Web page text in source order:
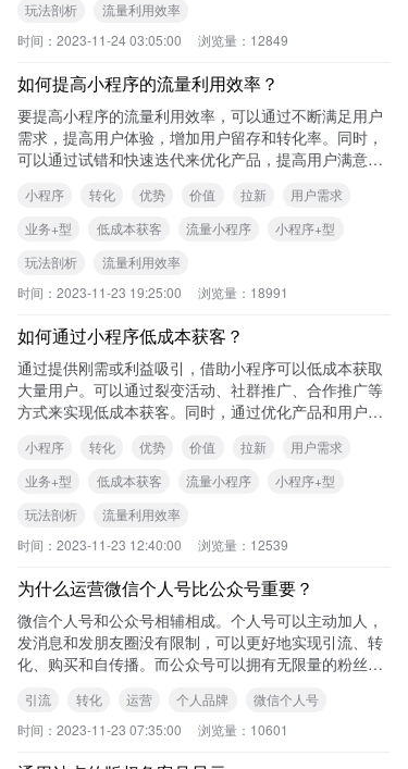
玩法剖析
流量利用效率
时间： 2023-11-24 03:05:00 浏览量： 12849
如何提高小程序的流量利用效率？
要提高小程序的流量利用效率，可以通过不断满足用户
需求，提高用户体验，增加用户留存和转化率。同时，
可以通过试错和快速迭代来优化产品，提高用户满意
的流
小程序 转化 优势 价值 拉新
用户需求
业务+型
低成本获客 流量小程序
小程序+型
玩法剖析
流量利用效率
时间： 2023-11-23 19:25:00 浏览量： 18991
如何通过小程序低成本获客？
通过提供刚需或利益吸引，借助小程序可以低成本获取
大量用户。可以通过裂变活动、社群推广、合作推广等
方式来实现低成本获客。同时，通过优化产品和用户体
小程序 转化 优势 价值 拉新
用户需求
业务+型
低成本获客 流量小程序
小程序+型
玩法剖析
流量利用效率
时间： 2023-11-23 12:40:00 浏览量： 12539
为什么运营微信个人号比公众号重要？
微信个人号和公众号相辅相成。个人号可以主动加人，
发消息和发朋友圈没有限制，可以更好地实现引流、转
化、购买和自传播。而公众号可以拥有无限量的粉丝和
引流 转化 运营 个人品牌
微信个人号
时间： 2023-11-23 07:35:00 浏览量： 10601